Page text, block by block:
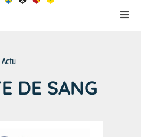
Actu
DE SANG